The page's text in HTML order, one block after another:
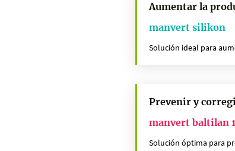
Aumentar la
manvert silikon
Solución ideal para
Prevenir y
manvert baltilan
Solución óptima para